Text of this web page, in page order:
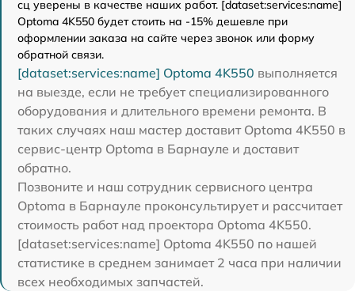
сц уверены в качестве наших работ. [dataset:services:name]
Optoma 4K550 будет стоить на -15% дешевле при
оформлении заказа на сайте через звонок или форму
обратной связи.
[dataset:services:name] Optoma 4K550 выполняется
на выезде, если не требует специализированного
оборудования и длительного времени ремонта. В
таких случаях наш мастер доставит Optoma 4K550 в
сервис-центр Optoma в Барнауле и доставит
обратно.
Позвоните и наш сотрудник сервисного центра
Optoma в Барнауле проконсультирует и рассчитает
стоимость работ над проектора Optoma 4K550.
[dataset:services:name] Optoma 4K550 по нашей
статистике в среднем занимает 2 часа при наличии
всех необходимых запчастей.